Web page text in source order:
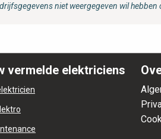
niet weergegeven wil hebben
vermelde elektriciens